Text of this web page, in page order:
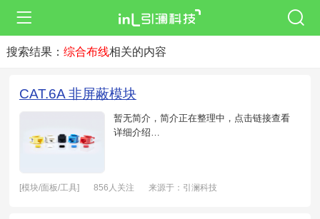
搜索结果： 综合布线相关的内容
CAT.6A 非屏蔽模块
暂无简介，简介正在整理中，点击链接查看
详细介绍…
[模块/面板/工具] 856人关注
来源于：引澜科技